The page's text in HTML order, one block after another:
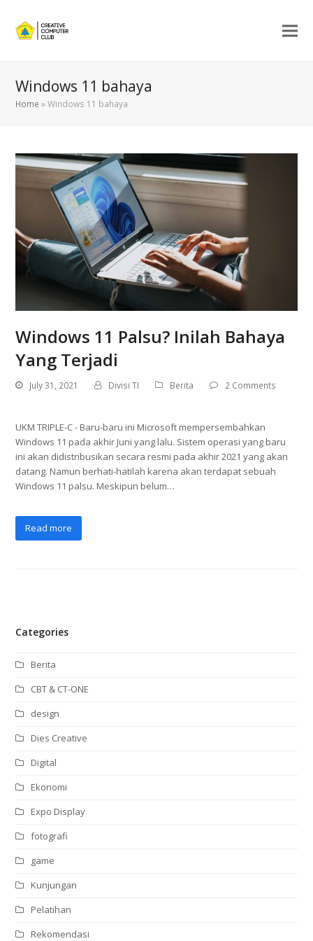
Windows 11 bahaya
Home »Windows 11 bahaya
Windows 11 Palsu? Inilah Bahaya
Yang Terjadi
July 31, 2021 Divisi TI Berita 2 Comments
UKM TRIPLE-C - Baru-baru ini Microsoft mempersembahkan
Windows 11 pada akhir Juni yang lalu. Sistem operasi yang baru
ini akan didistribusikan secara resmi pada akhir 2021 yang akan
datang. Namun berhati-hatilah karena akan terdapat sebuah
Windows 11 palsu. Meskipun belum…
Read more
Categories
Berita
CBT & CT-ONE
design
Dies Creative
Digital
Ekonomi
Expo Display
fotografi
game
Kunjungan
Pelatihan
Rekomendasi